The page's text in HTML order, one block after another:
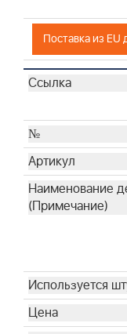
Поставка из EU